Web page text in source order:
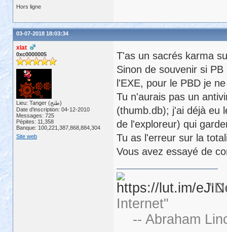
Hors ligne
03-07-2018 18:03:34
xlat
0xc0000005
Lieu: Tanger (طنج)
Date d'inscription: 04-12-2010
Messages: 725
Pépites: 11,358
Banque: 100,221,387,868,884,304
Site web
T'as un sacrés karma
Sinon de souvenir si
l'EXE, pour le PBD je
Tu n'aurais pas un
(thumb.db); j'ai déjà eu
de l'exploreur) qui
Tu as l'erreur sur la
Vous avez essayé de
Internet"
-- Abraham